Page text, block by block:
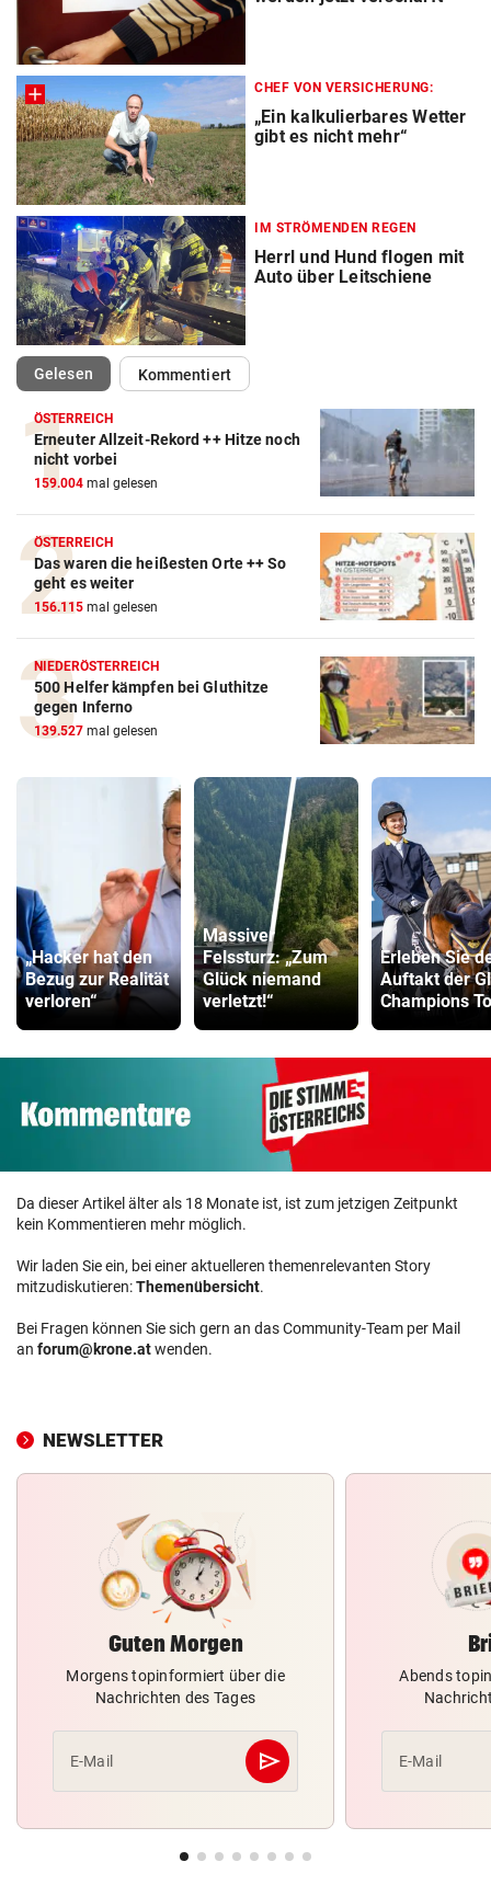
CHEF VON VERSICHERUNG:
„Ein kalkulierbares Wetter
gibt es nicht mehr“
IM STRÖMENDEN REGEN
Herrl und Hund flogen mit
Auto über Leitschiene
Gelesen(ausgewählt)Kommentiert
ÖSTERREICH
Erneuter Allzeit-Rekord ++ Hitze noch
nicht vorbei
159.004 mal gelesen
ÖSTERREICH
Das waren die heißesten Orte ++ So
geht es weiter
156.115 mal gelesen
NIEDERÖSTERREICH
500 Helfer kämpfen bei Gluthitze
gegen Inferno
139.527 mal gelesen
„Hacker hat den
Bezug zur Realität
verloren“
Massiver
Felssturz: „Zum
Glück niemand
verletzt!“
Erleben Sie
Auftakt der
Champions
Da dieser Artikel älter als 18 Monate ist, ist zum jetzigen Zeitpunkt
kein Kommentieren mehr möglich.
Wir laden Sie ein, bei einer aktuelleren themenrelevanten Story
mitzudiskutieren:Themenübersicht.
Bei Fragen können Sie sich gern an das Community-Team per Mail
an forum@krone.atwenden.
NEWSLETTER
Guten Morgen
Morgens topinformiert über die
Nachrichten des Tages
E-Mail send
Abschicken
Abends
E-Mail